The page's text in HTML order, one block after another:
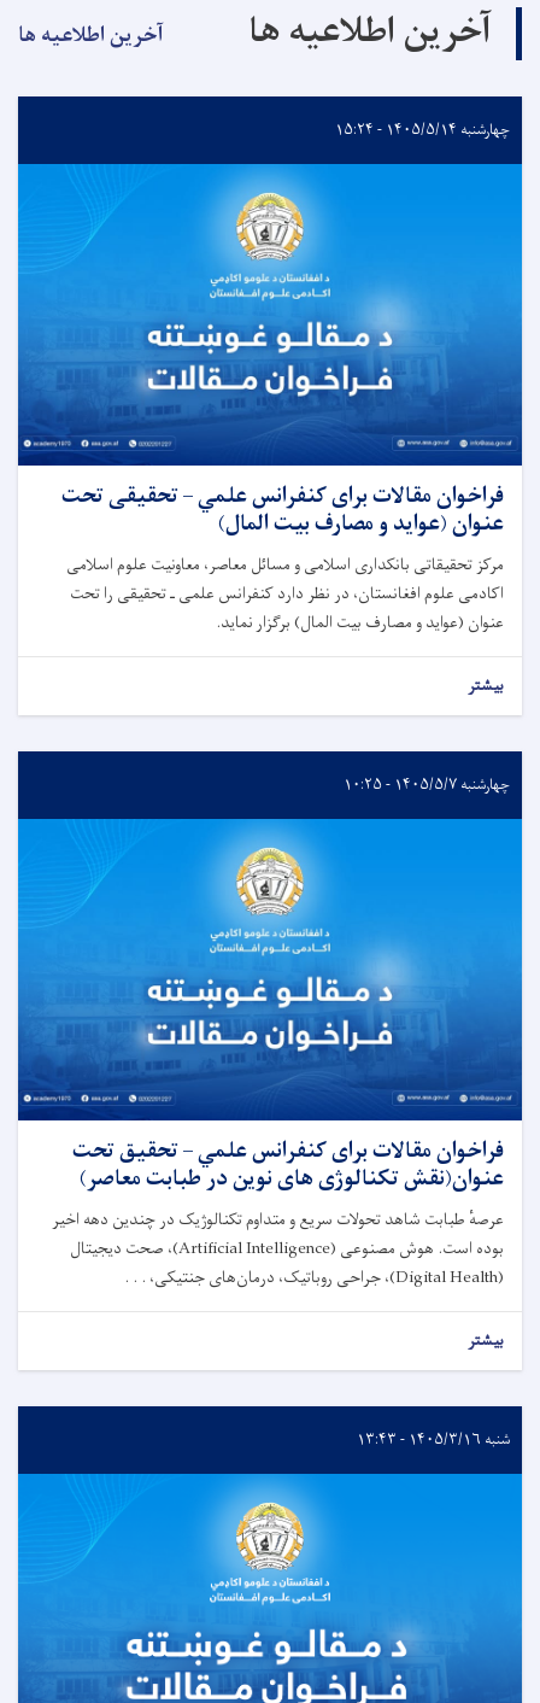
آخرین اطلاعیه ها آخرین اطلاعیه ها
چهارشنبه ۱۴۰۵/۵/۱۴ - ۱۵:۲۴
فراخوان مقالات برای کنفرانس علمي – تحقیقی تحت
عنوان (عواید و مصارف بیت المال)
مرکز تحقیقاتی بانکداری اسلامی و مسائل معاصر، معاونیت علوم اسلامی
اکادمی علوم افغانستان، در نظر دارد کنفرانس علمی‌ ـ تحقیقی را تحت
عنوان (عواید و مصارف بیت المال) برگزار نماید.
بیشتر
چهارشنبه ۱۴۰۵/۵/۷ - ۱۰:۲۵
فراخوان مقالات برای کنفرانس علمي – تحقیق تحت
عنوان(نقش تکنالوژی های نوین در طبابت معاصر)
عرصهٔ طبابت شاهد تحولات سریع و متداوم تکنالوژیک در چندین دهه اخیر
بوده است. هوش مصنوعی (Artificial Intelligence)، صحت دیجیتال
(Digital Health)، جراحی روباتیک، درمان‌های جنتیکی، . . .
بیشتر
شنبه ۱۴۰۵/۳/۱۶ - ۱۳:۴۳